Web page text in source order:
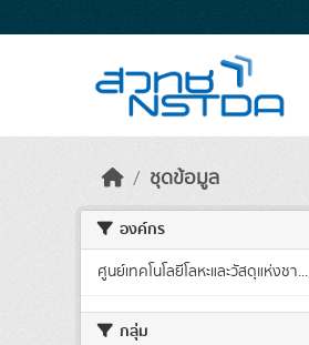
ชุดข้อมูล
องค์กร
ศูนย์เทคโนโลยีโลหะและวัสดุแห่งชา...
กลุ่ม